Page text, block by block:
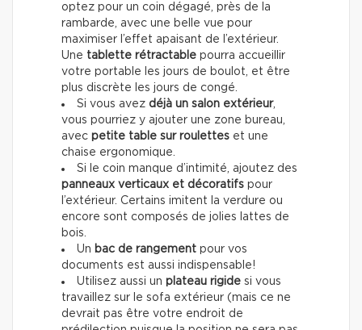
optez pour un coin dégagé, près de la
rambarde, avec une belle vue pour
maximiser l’effet apaisant de l’extérieur.
Une tablette rétractable pourra accueillir
votre portable les jours de boulot, et être
plus discrète les jours de congé.
Si vous avez déjà un salon extérieur,
vous pourriez y ajouter une zone bureau,
avec petite table sur roulettes et une
chaise ergonomique.
Si le coin manque d’intimité, ajoutez des
panneaux verticaux et décoratifs pour
l’extérieur. Certains imitent la verdure ou
encore sont composés de jolies lattes de
bois.
Un bac de rangement pour vos
documents est aussi indispensable!
Utilisez aussi un plateau rigide si vous
travaillez sur le sofa extérieur (mais ce ne
devrait pas être votre endroit de